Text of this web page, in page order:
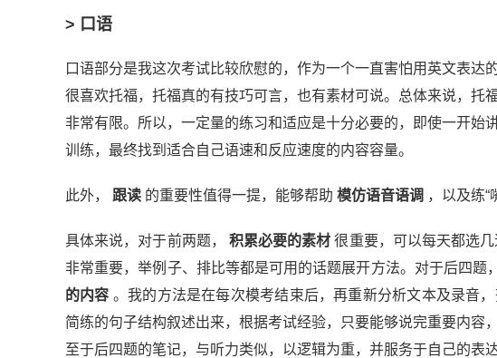
> 口语
口语部分是我这次考试比较欣慰的，作为一个一直害怕用英文表
很喜欢托福，托福真的有技巧可言，也有素材可说。总体来说，托
非常有限。所以，一定量的练习和适应是十分必要的，即使一开始
训练，最终找到适合自己语速和反应速度的内容容量。
此外， 跟读 的重要性值得一提，能够帮助 模仿语音语调 ，以及练“
具体来说，对于前两题， 积累必要的素材 很重要，可以每天都选
非常重要，举例子、排比等都是可用的话题展开方法。对于后四题
的内容 。我的方法是在每次模考结束后，再重新分析文本及录音
简练的句子结构叙述出来，根据考试经验，只要能够说完重要内容
至于后四题的笔记，与听力类似，以逻辑为重，并服务于自己的表达